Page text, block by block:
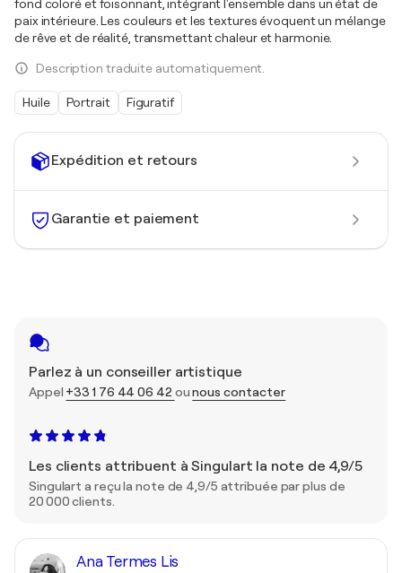
Expédition et retours
Garantie et paiement
Parlez à un conseiller artistique
Appel +33 1 76 44 06 42 ounous contacter
Les clients attribuent à Singulart la note de 4,9/5
Singulart a reçu la note de 4,9/5 attribuée par plus de
20 000 clients.
Ana Termes Lis
fond coloré et foisonnant, intégrant l'ensemble dans un état de
paix intérieure. Les couleurs et les textures évoquent un mélange
de rêve et de réalité, transmettant chaleur et harmonie.
Description traduite automatiquement.
Huile Portrait Figuratif